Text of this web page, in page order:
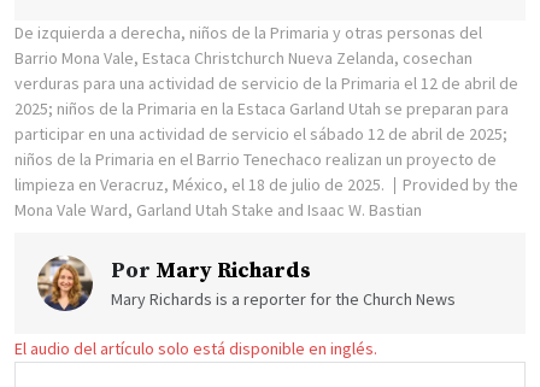
De izquierda a derecha, niños de la Primaria y otras personas del
Barrio Mona Vale, Estaca Christchurch Nueva Zelanda, cosechan
verduras para una actividad de servicio de la Primaria el 12 de abril de
2025; niños de la Primaria en la Estaca Garland Utah se preparan para
participar en una actividad de servicio el sábado 12 de abril de 2025;
niños de la Primaria en el Barrio Tenechaco realizan un proyecto de
limpieza en Veracruz, México, el 18 de julio de 2025.
Provided by the
Mona Vale Ward, Garland Utah Stake and Isaac W. Bastian
Por Mary Richards
Mary Richards is a reporter for the Church News
El audio del artículo solo está disponible en inglés.